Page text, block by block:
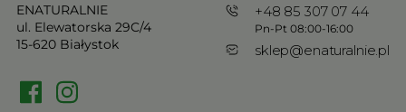
ENATURALNIE
ul. Elewatorska 29C/4
15-620 Białystok
+48 85 307 07 44
Pn-Pt 08:00-16:00
sklep@enaturalnie.pl